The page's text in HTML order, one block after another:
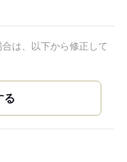
は、以下から修正して